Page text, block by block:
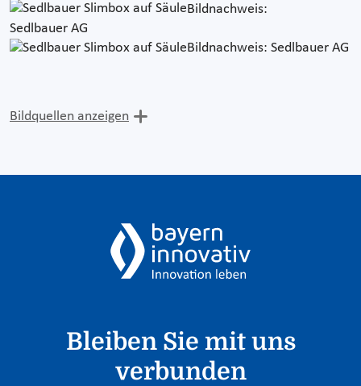
Bildnachweis:
Sedlbauer AG
Bildnachweis: Sedlbauer AG
Bildquellen anzeigen
Bleiben Sie mit uns
verbunden